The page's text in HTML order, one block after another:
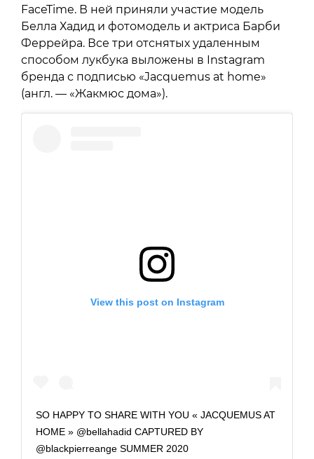
FaceTime. В ней приняли участие модель
Белла Хадид и фотомодель и актриса Барби
Феррейра. Все три отснятых удаленным
способом лукбука выложены в Instagram
бренда с подписью «Jacquemus at home»
(англ. — «Жакмюс дома»).
View this post on Instagram
SO HAPPY TO SHARE WITH YOU « JACQUEMUS AT
HOME » @bellahadid CAPTURED BY
@blackpierreange SUMMER 2020